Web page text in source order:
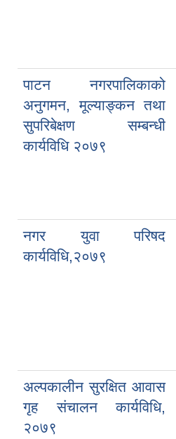
पाटन नगरपालिकाको
अनुगमन, मूल्याङ्‍कन तथा
सुपरिबेक्षण सम्‍बन्‍धी
कार्यविधि २०७९
नगर युवा परिषद
कार्यविधि,२०७९
अल्‍पकालीन सुरक्षित आवास
गृह संचालन कार्यविधि,
२०७९